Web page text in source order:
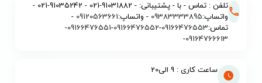
تلفن : تماس - با - پشتیبانی: - 91031882-021 - 91035242-021 -
واتساپ:09383333895 - واتساپ:09120563661
-
تماس:09166476553
-
09166476552
-
09166476551
-
09164766613
-
ساعت کاری : 9 الی20